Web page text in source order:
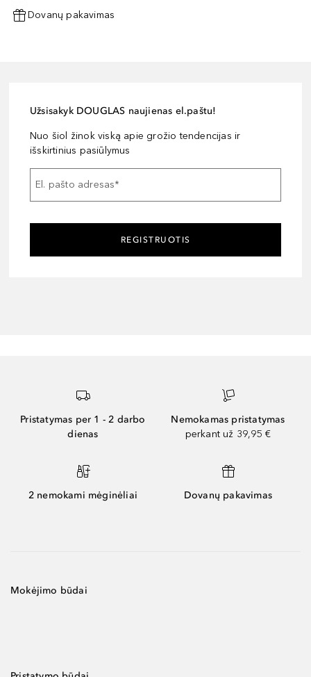
Dovanų pakavimas
Užsisakyk DOUGLAS naujienas el.paštu!
Nuo šiol žinok viską apie grožio tendencijas ir
išskirtinius pasiūlymus
El. pašto adresas*
REGISTRUOTIS
Pristatymas per 1 - 2 darbo
dienas
Nemokamas pristatymas
perkant už 39,95 €
2 nemokami mėginėliai Dovanų pakavimas
Mokėjimo būdai